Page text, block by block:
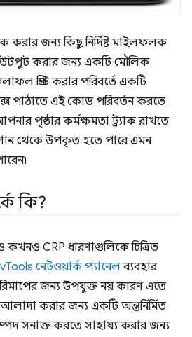
করার জন্য কিছু নির্দিষ্ট মাইলফলক
করার জন্য একটি মৌলিক
প্রিন্ট করার পরিবর্তে একটি
পাঠাতে এই কোড পরিবর্তন করতে
পৃষ্ঠার কর্মক্ষমতা ট্র্যাক রাখতে
থেকে উপকৃত হতে পারে এমন
কি?
CRP ধারণাগুলিকে চিত্রিত
নেটওয়ার্ক প্যানেলব্যবহার
জন্য উপযুক্ত নয় কারণ এতে
করার জন্য একটি অন্তর্নির্মিত
সনাক্ত করতে সাহায্য করার জন্য